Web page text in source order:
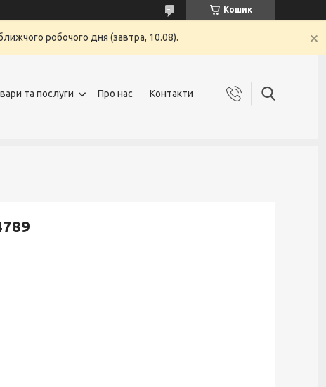
Кошик
робочого дня (завтра, 10.08).
та послуги Про нас Контакти